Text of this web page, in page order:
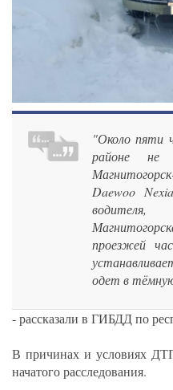
"Около пяти
районе
Daewoo
проезжей
одет в
- рассказали в ГИБДД по
В причинах и условиях ДТП
начатого расследования.